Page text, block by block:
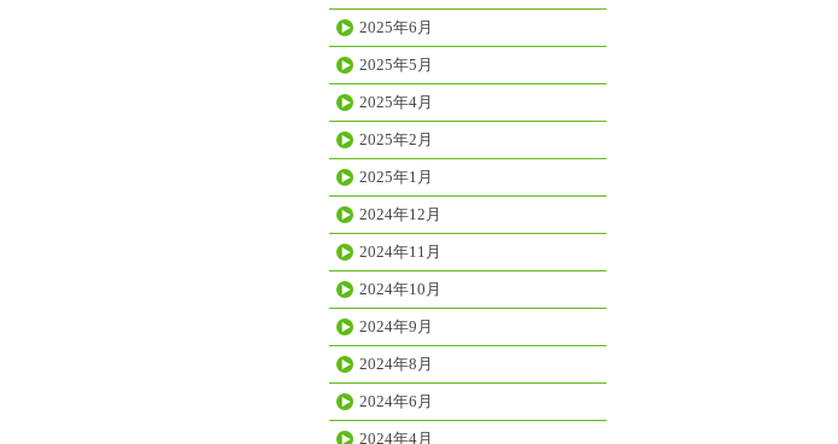
2025年6月
2025年5月
2025年4月
2025年2月
2025年1月
2024年12月
2024年11月
2024年10月
2024年9月
2024年8月
2024年6月
2024年4月